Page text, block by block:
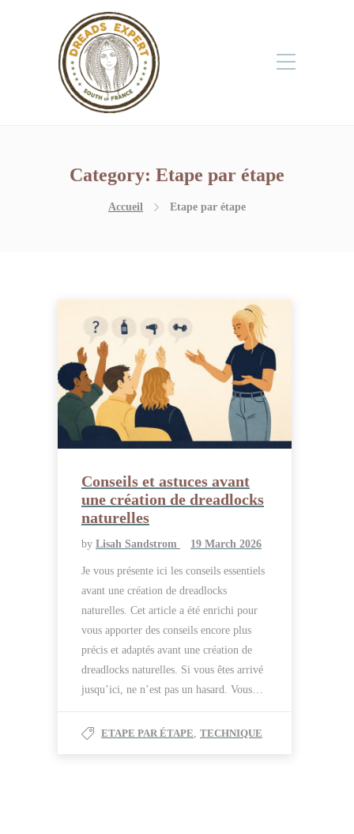
Category: Etape par étape
Accueil Etape par étape
Conseils et astuces avant
une création de dreadlocks
naturelles
by Lisah Sandstrom 19 March 2026
Je vous présente ici les conseils essentiels
avant une création de dreadlocks
naturelles. Cet article a été enrichi pour
vous apporter des conseils encore plus
précis et adaptés avant une création de
dreadlocks naturelles. Si vous êtes arrivé
jusqu’ici, ne n’est pas un hasard. Vous…
ETAPE PAR ÉTAPE, TECHNIQUE